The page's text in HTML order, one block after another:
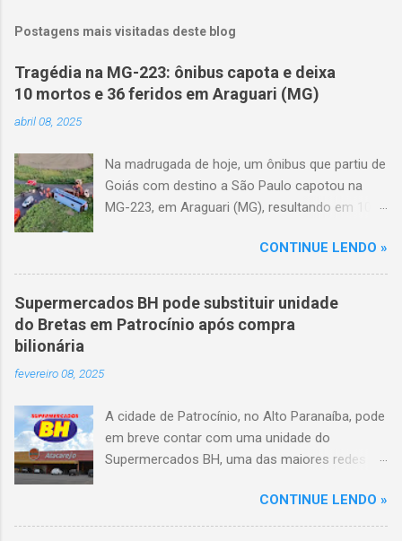
Postagens mais visitadas deste blog
Tragédia na MG-223: ônibus capota e deixa
10 mortos e 36 feridos em Araguari (MG)
abril 08, 2025
Na madrugada de hoje, um ônibus que partiu de
Goiás com destino a São Paulo capotou na
MG-223, em Araguari (MG), resultando em 10
volta das 3h40, próximo ao trevo de Queixinho,
quando o motorista perdeu o controle do
veículo, atravessou o canteiro central e
capotou em uma alça de acesso. Entre as
vítimas fatais, há duas crianças de
CONTINUE LENDO »
Supermercados BH pode substituir unidade
do Bretas em Patrocínio após compra
bilionária
fevereiro 08, 2025
A cidade de Patrocínio, no Alto Paranaíba, pode
em breve contar com uma unidade do
Supermercados BH, uma das maiores redes do
o braço mineiro da rede Bretas por R$ 716
milhões, conforme anunciado na última sexta-
CONTINUE LENDO »